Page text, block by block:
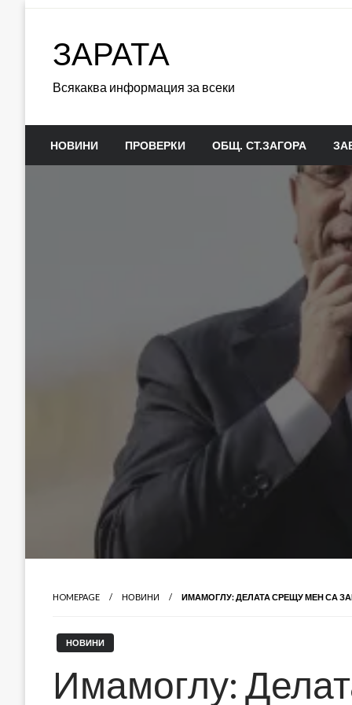
ЗАРАТА
Всякаква информация за всеки
НОВИНИ ПРОВЕРКИ ОБЩ. СТ.ЗАГОРА
HOMEPAGE НОВИНИ ИМАМОГЛУ: ДЕЛАТА СРЕЩУ МЕН СА
НОВИНИ
Имамоглу: